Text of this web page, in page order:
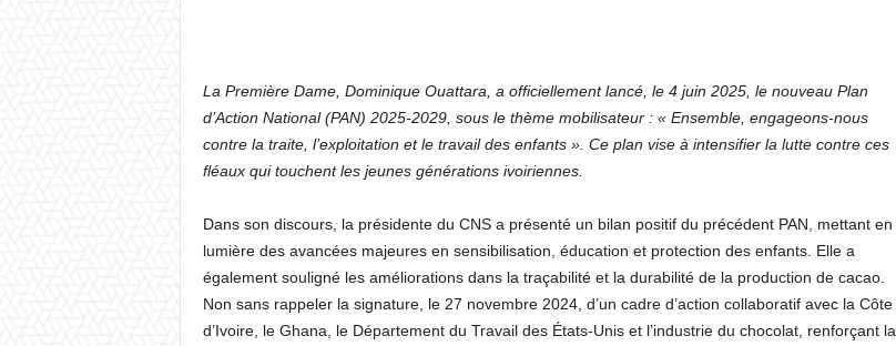
La Première Dame, Dominique Ouattara, a officiellement lancé, le 4 juin 2025, le nouveau Plan
d’Action National (PAN) 2025-2029, sous le thème mobilisateur : « Ensemble, engageons-nous
contre la traite, l’exploitation et le travail des enfants ». Ce plan vise à intensifier la lutte contre ces
fléaux qui touchent les jeunes générations ivoiriennes.
Dans son discours, la présidente du CNS a présenté un bilan positif du précédent PAN, mettant en
lumière des avancées majeures en sensibilisation, éducation et protection des enfants. Elle a
également souligné les améliorations dans la traçabilité et la durabilité de la production de cacao.
Non sans rappeler la signature, le 27 novembre 2024, d’un cadre d’action collaboratif avec la Côte
d’Ivoire, le Ghana, le Département du Travail des États-Unis et l’industrie du chocolat, renforçant la